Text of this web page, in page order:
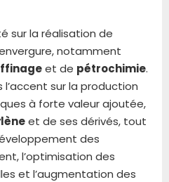
sur la réalisation de
notamment
et de pétrochimie.
sur la production
à forte valeur ajoutée,
et de ses dérivés, tout
des
l’optimisation des
et l’augmentation des